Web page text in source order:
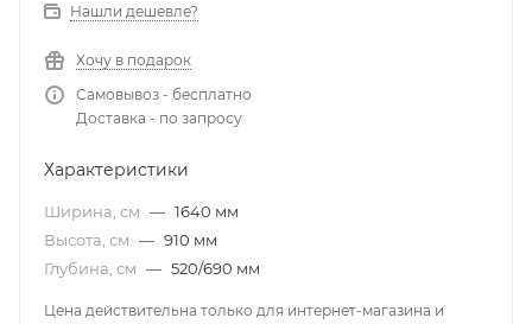
Нашли дешевле?
Хочу в подарок
Самовывоз - бесплатно
Доставка - по запросу
Характеристики
Ширина, см — 1640 мм
Высота, см — 910 мм
Глубина, см — 520/690 мм
Цена действительна только для интернет-магазина и